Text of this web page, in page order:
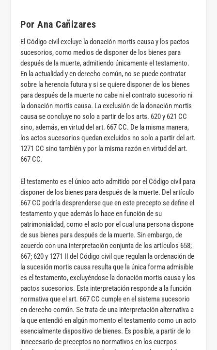
Por Ana Cañizares
El Código civil excluye la donación mortis causa y los pactos
sucesorios, como medios de disponer de los bienes para
después de la muerte, admitiendo únicamente el testamento.
En la actualidad y en derecho común, no se puede contratar
sobre la herencia futura y si se quiere disponer de los bienes
para después de la muerte no cabe ni el contrato sucesorio ni
la donación mortis causa. La exclusión de la donación mortis
causa se concluye no solo a partir de los arts. 620 y 621 CC
sino, además, en virtud del art. 667 CC. De la misma manera,
los actos sucesorios quedan excluidos no solo a partir del art.
1271 CC sino también y por la misma razón en virtud del art.
667 CC.
El testamento es el único acto admitido por el Código civil para
disponer de los bienes para después de la muerte. Del artículo
667 CC podría desprenderse que en este precepto se define el
testamento y que además lo hace en función de su
patrimonialidad, como el acto por el cual una persona dispone
de sus bienes para después de la muerte. Sin embargo, de
acuerdo con una interpretación conjunta de los artículos 658;
667; 620 y 1271 II del Código civil que regulan la ordenación de
la sucesión mortis causa resulta que la única forma admisible
es el testamento, excluyéndose la donación mortis causa y los
pactos sucesorios. Esta interpretación responde a la función
normativa que el art. 667 CC cumple en el sistema sucesorio
en derecho común. Se trata de una interpretación alternativa a
la que entendió en algún momento el testamento como un acto
esencialmente dispositivo de bienes. Es posible, a partir de lo
innecesario de preceptos no normativos en los cuerpos